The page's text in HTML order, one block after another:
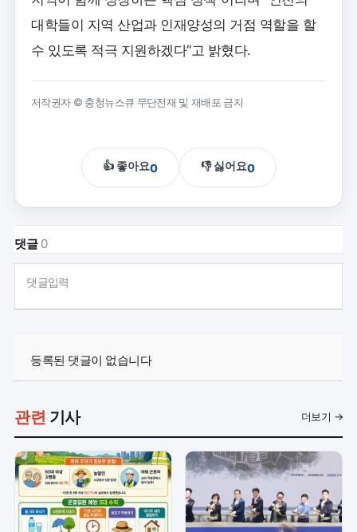
대학들이 지역 산업과 인재양성의 거점 역할을 할
수 있도록 적극 지원하겠다”고 밝혔다.
저작권자 © 충청뉴스큐 무단전재 및 재배포 금지
👍 좋아요0 👎 싫어요0
댓글 0
댓글입력
등록된 댓글이 없습니다
관련 기사 더보기 →